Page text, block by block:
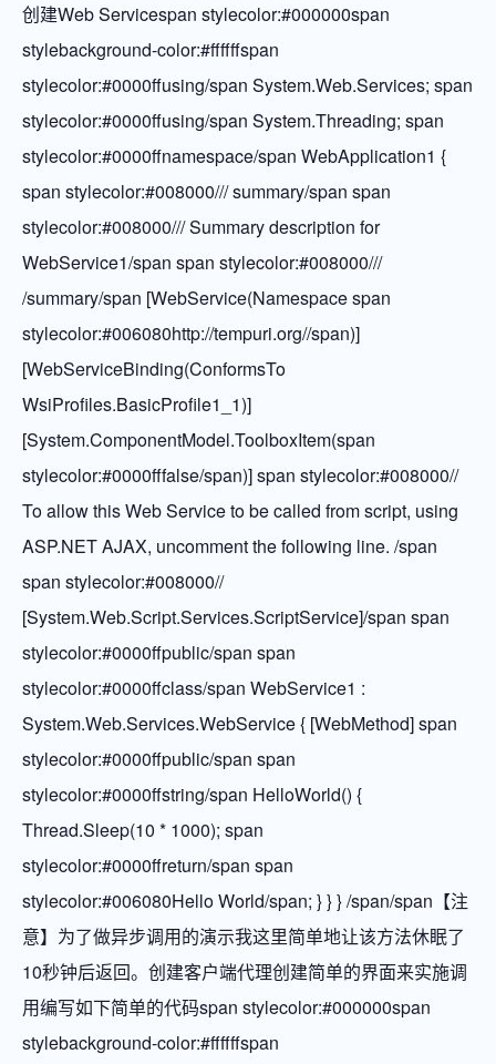
创建Web Servicespan stylecolor:#000000span
stylebackground-color:#ffffffspan
stylecolor:#0000ffusing/span System.Web.Services; span
stylecolor:#0000ffusing/span System.Threading; span
stylecolor:#0000ffnamespace/span WebApplication1 {
span stylecolor:#008000/// summary/span span
stylecolor:#008000/// Summary description for
WebService1/span span stylecolor:#008000///
/summary/span [WebService(Namespace span
stylecolor:#006080http://tempuri.org//span)]
[WebServiceBinding(ConformsTo
WsiProfiles.BasicProfile1_1)]
[System.ComponentModel.ToolboxItem(span
stylecolor:#0000fffalse/span)] span stylecolor:#008000//
To allow this Web Service to be called from script, using
ASP.NET AJAX, uncomment the following line. /span
span stylecolor:#008000//
[System.Web.Script.Services.ScriptService]/span span
stylecolor:#0000ffpublic/span span
stylecolor:#0000ffclass/span WebService1 :
System.Web.Services.WebService { [WebMethod] span
stylecolor:#0000ffpublic/span span
stylecolor:#0000ffstring/span HelloWorld() {
Thread.Sleep(10 * 1000); span
stylecolor:#0000ffreturn/span span
stylecolor:#006080Hello World/span; } } } /span/span【注
意】为了做异步调用的演示我这里简单地让该方法休眠了
10秒钟后返回。创建客户端代理创建简单的界面来实施调
用编写如下简单的代码span stylecolor:#000000span
stylebackground-color:#ffffffspan